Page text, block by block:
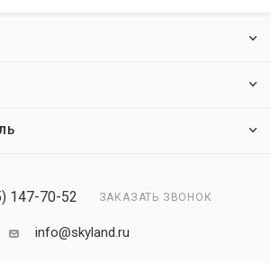
147-70-52 ЗАКАЗАТЬ ЗВОНОК
info@skyland.ru